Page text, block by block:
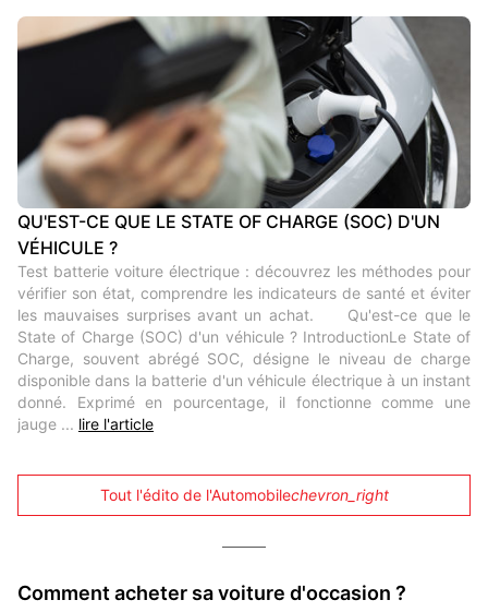
QU'EST-CE QUE LE STATE OF CHARGE (SOC) D'UN
VÉHICULE ?
Test batterie voiture électrique : découvrez les méthodes pour
vérifier son état, comprendre les indicateurs de santé et éviter
les mauvaises surprises avant un achat. Qu'est-ce que le
State of Charge (SOC) d'un véhicule ? IntroductionLe State of
Charge, souvent abrégé SOC, désigne le niveau de charge
disponible dans la batterie d'un véhicule électrique à un instant
donné. Exprimé en pourcentage, il fonctionne comme une
jauge ... lire l'article
Tout l'édito de l'Automobilechevron_right
Comment acheter sa voiture d'occasion ?